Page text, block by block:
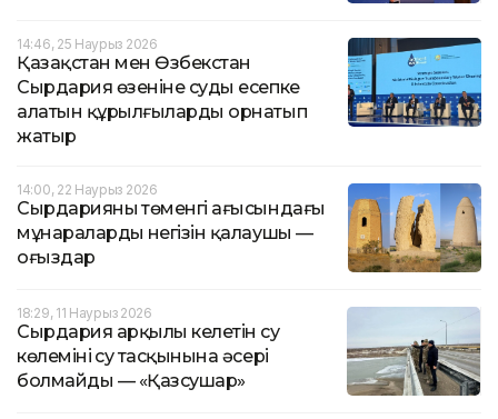
14:46, 25 Наурыз 2026
Қазақстан мен Өзбекстан
Сырдария өзеніне суды есепке
алатын құрылғыларды орнатып
жатыр
14:00, 22 Наурыз 2026
Сырдарияның төменгі ағысындағы
мұнаралардың негізін қалаушы —
оғыздар
18:29, 11 Наурыз 2026
Сырдария арқылы келетін су
көлемінің су тасқынына әсері
болмайды — «Қазсушар»